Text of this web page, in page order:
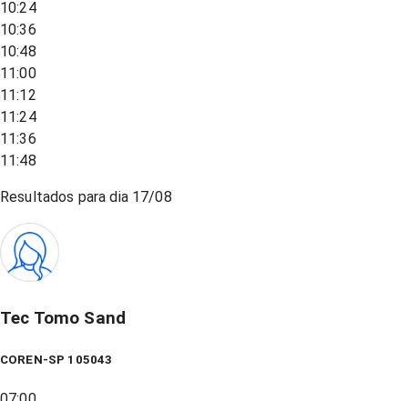
10:24
10:36
10:48
11:00
11:12
11:24
11:36
11:48
Resultados para dia 17/08
Tec Tomo Sand
COREN-SP 105043